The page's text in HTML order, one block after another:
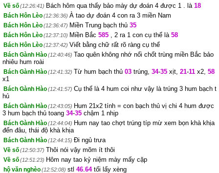
Về số(12:26:41) Bách hôm qua thấy bảo mày dự đoán 4 được 1 . là 18
Bách Hôn Lèo(12:36:36) À tao dự đoán 4 con ra 3 miền Nam
Bách Hôn Lèo(12:36:47) Miền Trung bạch thủ 35
Bách Hôn Lèo(12:37:10) Miền Bắc 585 , 2 ra 1 con cụ thể là 58
Bách Hôn Lèo(12:37:42) Viết bằng chữ rất rõ ràng cụ thể
Bách Gành Hào(12:40:46) Tao quên không nhớ nổi chốt trùng miền Bắc bảo
nhiêu hum roài
Bách Gành Hào(12:41:32) Từ hum bạch thủ 03 trúng, 34-35 xịt, 21-11 x2, 58
x1
Bách Gành Hào(12:41:57) Cụ thể là 4 hum coi như vậy là trúng 3 hum bạch t
hủ
Bách Gành Hào(12:43:05) Hum 21x2 tính = con bạch thủ vị chi 4 hum được
3 hum bạch thủ toang 34-35 chậm 1 nhịp
Bách Gành Hào(12:44:04) Hum nay tao chợt trúng típ mừ xem bọn khà khịa
đến đâu, thái độ khà khịa
Bách Gành Hào(12:44:15) Đi ngủ trưa
Về số(12:50:37) Thôi nói vậy mõm ít thôi
Về số(12:51:23) Hôm nay tao kỷ niệm mày mấy cặp
hộ văn nghèo(12:52:08) stl 46.64tối lấy xèng